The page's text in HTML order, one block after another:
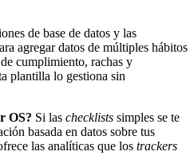
de base de datos y las
agregar datos de múltiples hábitos
cumplimiento, rachas y
plantilla lo gestiona sin
OS? Si las checklists simples se te
basada en datos sobre tus
las analíticas que los trackers